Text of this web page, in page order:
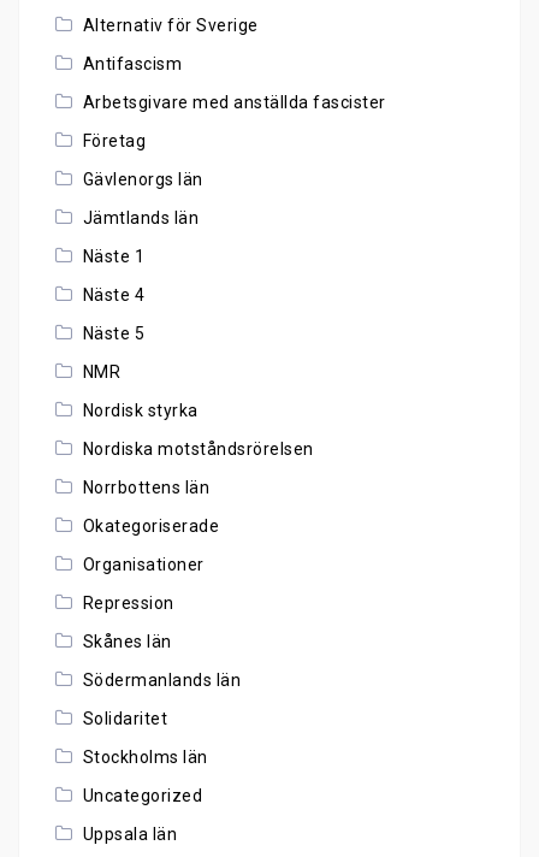
Alternativ för Sverige
Antifascism
Arbetsgivare med anställda fascister
Företag
Gävlenorgs län
Jämtlands län
Näste 1
Näste 4
Näste 5
NMR
Nordisk styrka
Nordiska motståndsrörelsen
Norrbottens län
Okategoriserade
Organisationer
Repression
Skånes län
Södermanlands län
Solidaritet
Stockholms län
Uncategorized
Uppsala län